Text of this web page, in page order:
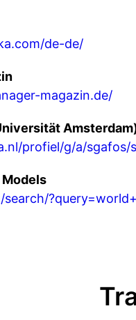
de-de/
magazin.de/
profiel/g/a/sgafos/